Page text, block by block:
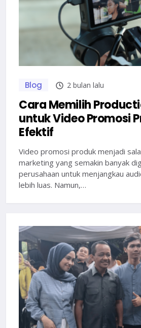
Blog 2 bulan lalu
Cara Memilih
untuk Video Promosi
Efektif
Video promosi produk menjadi
marketing yang semakin banyak
perusahaan untuk menjangkau
lebih luas. Namun,…